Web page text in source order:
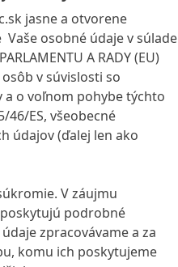
jasne a otvorene
osobné údaje v súlade
A RADY (EU)
v súvislosti so
o voľnom pohybe týchto
46/ES, všeobecné
údajov (ďalej len ako
V záujmu
podrobné
zpracovávame a za
komu ich poskytujeme